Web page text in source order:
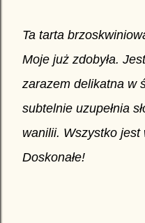
Ta tarta
Moje już zdobyła.
zarazem delikatna w
subtelnie uzupełnia
wanilii. Wszystko jest
Doskonałe!